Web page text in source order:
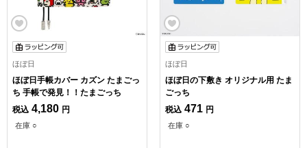
ほぼ日
ほぼ日手帳カバー カズン たまごっ
ち 手帳で発見！！たまごっち
税込 4,180 円
在庫 ○
ほぼ日
ほぼ日の下敷き オリジナル用 たま
ごっち
税込 471 円
在庫 ○